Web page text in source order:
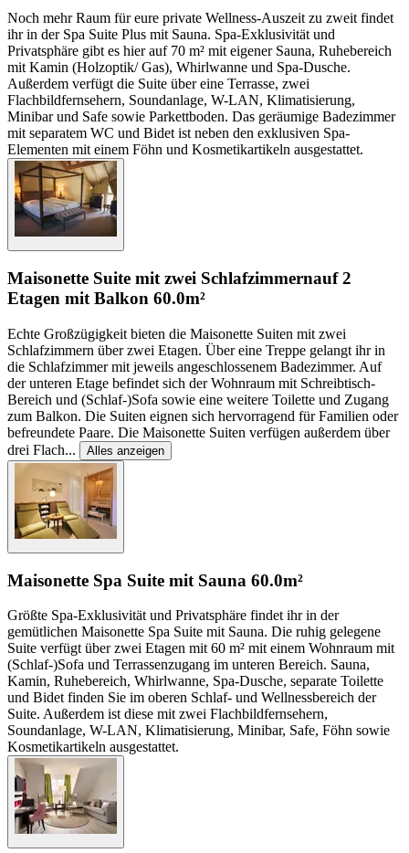
Noch mehr Raum für eure private Wellness-Auszeit zu zweit findet
ihr in der Spa Suite Plus mit Sauna. Spa-Exklusivität und
Privatsphäre gibt es hier auf 70 m² mit eigener Sauna, Ruhebereich
mit Kamin (Holzoptik/ Gas), Whirlwanne und Spa-Dusche.
Außerdem verfügt die Suite über eine Terrasse, zwei
Flachbildfernsehern, Soundanlage, W-LAN, Klimatisierung,
Minibar und Safe sowie Parkettboden. Das geräumige Badezimmer
mit separatem WC und Bidet ist neben den exklusiven Spa-
Elementen mit einem Föhn und Kosmetikartikeln ausgestattet.
Maisonette Suite mit zwei Schlafzimmernauf 2
Etagen mit Balkon 60.0m²
Echte Großzügigkeit bieten die Maisonette Suiten mit zwei
Schlafzimmern über zwei Etagen. Über eine Treppe gelangt ihr in
die Schlafzimmer mit jeweils angeschlossenem Badezimmer. Auf
der unteren Etage befindet sich der Wohnraum mit Schreibtisch-
Bereich und (Schlaf-)Sofa sowie eine weitere Toilette und Zugang
zum Balkon. Die Suiten eignen sich hervorragend für Familien oder
befreundete Paare. Die Maisonette Suiten verfügen außerdem über
drei Flach... Alles anzeigen
Maisonette Spa Suite mit Sauna 60.0m²
Größte Spa-Exklusivität und Privatsphäre findet ihr in der
gemütlichen Maisonette Spa Suite mit Sauna. Die ruhig gelegene
Suite verfügt über zwei Etagen mit 60 m² mit einem Wohnraum mit
(Schlaf-)Sofa und Terrassenzugang im unteren Bereich. Sauna,
Kamin, Ruhebereich, Whirlwanne, Spa-Dusche, separate Toilette
und Bidet finden Sie im oberen Schlaf- und Wellnessbereich der
Suite. Außerdem ist diese mit zwei Flachbildfernsehern,
Soundanlage, W-LAN, Klimatisierung, Minibar, Safe, Föhn sowie
Kosmetikartikeln ausgestattet.